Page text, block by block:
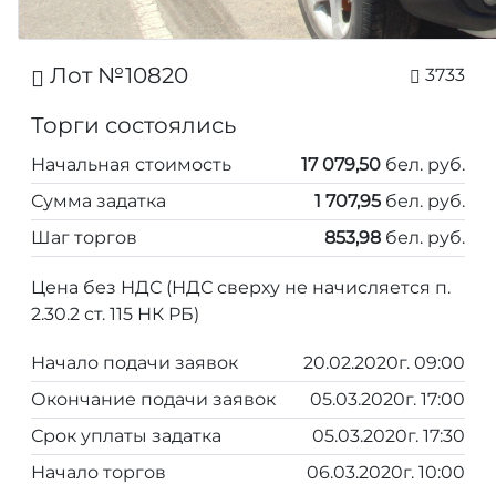
Лот №10820 3733
Торги состоялись
Начальная стоимость 17 079,50 бел. руб.
Сумма задатка
1 707,95 бел. руб.
Шаг торгов
853,98 бел. руб.
Цена без НДС (НДС сверху не начисляется п.
2.30.2 ст. 115 НК РБ)
Начало подачи заявок
20.02.2020г. 09:00
Окончание подачи заявок
05.03.2020г. 17:00
Срок уплаты задатка
05.03.2020г. 17:30
Начало торгов
06.03.2020г. 10:00